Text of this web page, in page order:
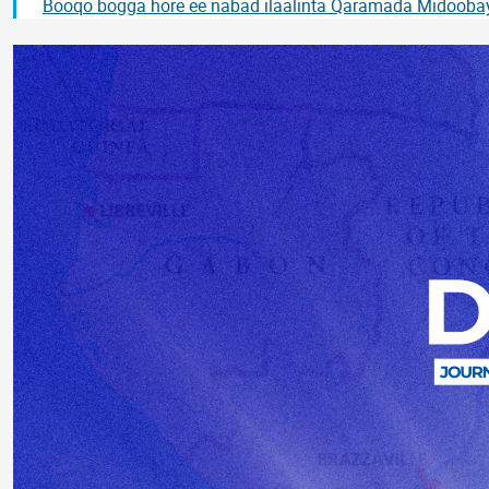
Booqo bogga hore ee nabad ilaalinta Qaramada